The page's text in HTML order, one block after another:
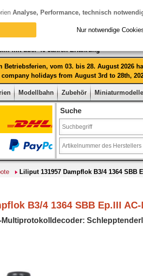
mit über 40 Jahren Erfahrung
Betriebsferien, vom 03. bis 28. August 2026
holidays from August 3rd to 28th,
Modellbahn Zubehör Miniaturmodelle
Suche
Liliput 131957 Dampflok B3/4 1364 SBB
B3/4 1364 SBB Ep.III
Analyse, Performance, technisch
Nur notwendige